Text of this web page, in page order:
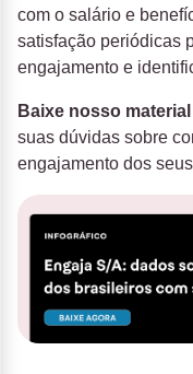
com o salário e
satisfação periódicas
engajamento e
Baixe nosso
suas dúvidas sobre
engajamento dos